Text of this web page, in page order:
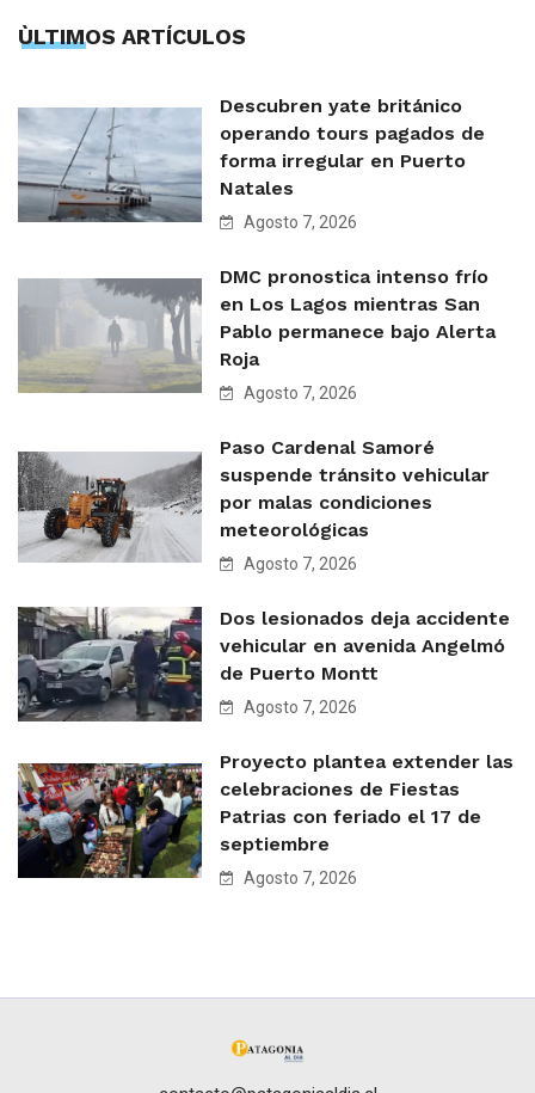
ÙLTIMOS ARTÍCULOS
Descubren yate británico
operando tours pagados de
forma irregular en Puerto
Natales
Agosto 7, 2026
DMC pronostica intenso frío
en Los Lagos mientras San
Pablo permanece bajo Alerta
Roja
Agosto 7, 2026
Paso Cardenal Samoré
suspende tránsito vehicular
por malas condiciones
meteorológicas
Agosto 7, 2026
Dos lesionados deja accidente
vehicular en avenida Angelmó
de Puerto Montt
Agosto 7, 2026
Proyecto plantea extender las
celebraciones de Fiestas
Patrias con feriado el 17 de
septiembre
Agosto 7, 2026